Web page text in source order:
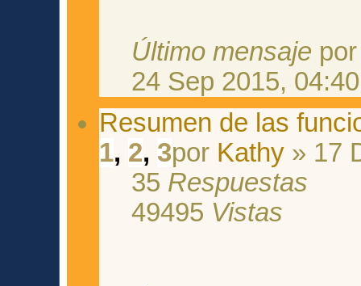
Último mensaje
24 Sep 2015, 04:40
Resumen de las
1, 2, 3por Kathy » 17
35 Respuestas
49495 Vistas